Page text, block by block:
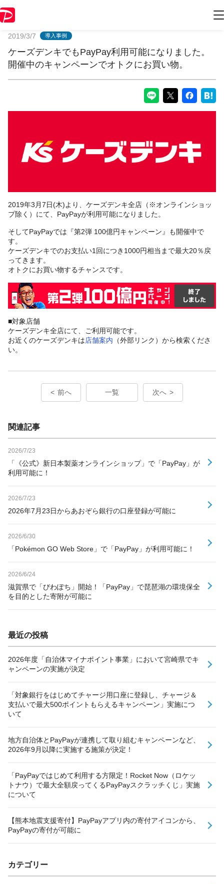
2019/3/7 導入事例
ケーズデンキでもPayPay利用可能になりました。
開催中のキャンペーンでオトクにお買い物。
2019年3月7日(木)より、ケーズデンキ全店（※オンラインショッ
プ除く）にて、PayPayが利用可能になりました。
そしてPayPayでは『第2弾 100億円キャンペーン』も開催中で
す。
ケーズデンキでのお支払い1回につき1000円相当まで最大20％戻
ってきます。
オトクにお買い物するチャンスです。
■対象店舗
ケーズデンキ全店にて、ご利用可能です。
お近くのケーズデンキは店舗案内 （外部リンク）から検索くださ
い。
前へ 一覧 次へ
関連記事
2026/7/23
「《公式》新日本製薬オンラインショップ」で「PayPay」が
利用可能に！
2026/7/23
2026年7月23日からあおぞら銀行の口座登録が可能に
2026/6/30
「Pokémon GO Web Store」で「PayPay」が利用可能に！
2026/6/24
滋賀県で「びわぽち」開始！「PayPay」で琵琶湖の環境保全
を目的とした寄附が可能に
最近の投稿
2026年度「自治体マイナポイント事業」において宮崎県でキ
ャンペーンの実施が決定
「対象銀行をはじめてチャージ用口座に登録し、チャージ＆
支払いで最大500ポイントもらえるキャンペーン」実施につ
いて
地方自治体とPayPayが連携して取り組むキャンペーンなど、
2026年9月以降に実施する施策が決定！
「PayPayではじめて利用する方限定！Rocket Now（ロケッ
トナウ）で最大全額戻ってくるPayPayスクラッチくじ」実施
について
【熊本地震支援寄付】PayPayアプリ内の寄付アイコンから、
PayPayの寄付が可能に
カテゴリー